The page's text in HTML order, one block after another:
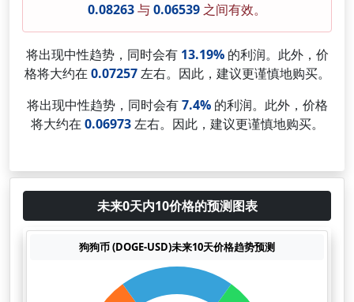
0.08263与0.06539 之间有效。
将出现中性趋势，同时会有 13.19%的利润。此外，价
格将大约在 0.07257左右。因此，建议更谨慎地购买。
将出现中性趋势，同时会有7.4%的利润。此外，价格
将大约在 0.06973左右。因此，建议更谨慎地购买。
未来0天内10价格的预测图表
狗狗币 (DOGE-USD)未来10天价格趋势预测